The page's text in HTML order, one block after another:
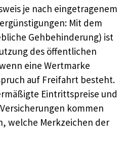
je nach eingetragenem
Mit dem
Gehbehinderung) ist
des öffentlichen
eine Wertmarke
auf Freifahrt besteht.
Eintrittspreise und
kommen
welche Merkzeichen der